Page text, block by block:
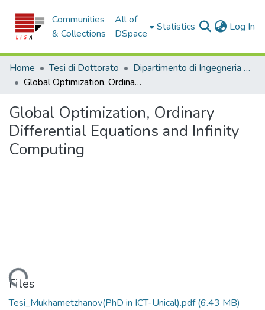
Communities
& Collections
All of
DSpace
Statistics Log In
Home Tesi di Dottorato
Dipartimento di Ingegneria Informatica, Modellistica, Elettronica e Sistemistica - Tesi di Dottorato
Global Optimization, Ordinary Differential Equations and Infinity Computing
Global Optimization, Ordinary
Differential Equations and Infinity
Computing
Files
Tesi_Mukhametzhanov(PhD in ICT-Unical).pdf(6.43 MB)